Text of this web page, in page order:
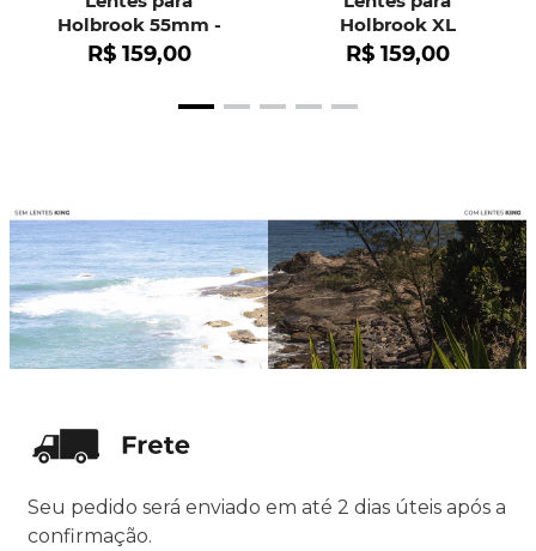
Holbrook 55mm -
OO9102
R$ 159,00
Holbrook XL
R$ 159,00
Seu pedido será enviado em até 2 dias úteis após a
confirmação.